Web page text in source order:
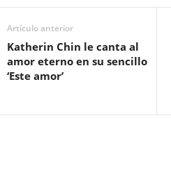
Artículo anterior
Katherin Chin le canta al
amor eterno en su sencillo
‘Este amor’